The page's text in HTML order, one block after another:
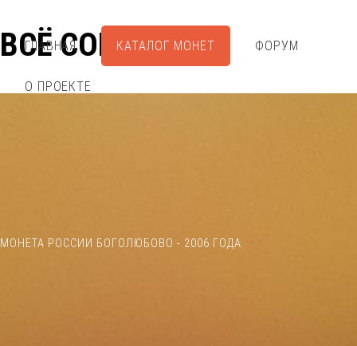
ВСЁ СОБРАЛ
ГЛАВНАЯ КАТАЛОГ МОНЕТ ФОРУМ
О ПРОЕКТЕ
МОНЕТА РОССИИ БОГОЛЮБОВО - 2006 ГОДА